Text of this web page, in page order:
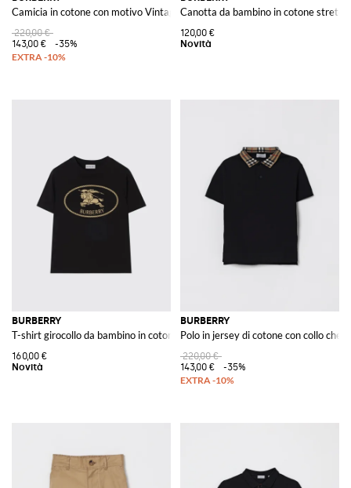
Camicia in cotone con motivo Vintage Check
220,00 €
143,00 €
-35%
Canotta da bambino in cotone
120,00 €
BURBERRY
T-shirt girocollo da bambino in cotone con logo EKD a contrasto
160,00 €
BURBERRY
Polo in jersey di cotone con collo check
220,00 €
143,00 €
-35%